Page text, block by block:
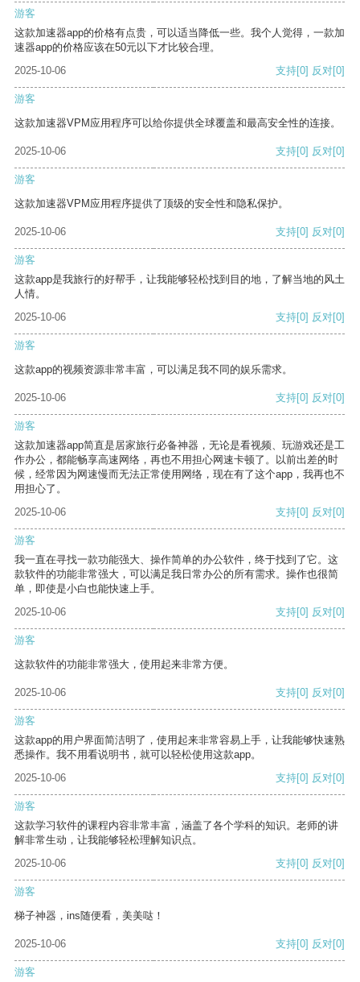
游客
这款加速器app的价格有点贵，可以适当降低一些。我个人觉得，一款加
速器app的价格应该在50元以下才比较合理。
2025-10-06
支持[0] 反对[0]
游客
这款加速器VPM应用程序可以给你提供全球覆盖和最高安全性的连接。
2025-10-06 支持[0] 反对[0]
游客
这款加速器VPM应用程序提供了顶级的安全性和隐私保护。
2025-10-06 支持[0] 反对[0]
游客
这款app是我旅行的好帮手，让我能够轻松找到目的地，了解当地的风土
人情。
2025-10-06
支持[0] 反对[0]
游客
这款app的视频资源非常丰富，可以满足我不同的娱乐需求。
2025-10-06 支持[0] 反对[0]
游客
这款加速器app简直是居家旅行必备神器，无论是看视频、玩游戏还是工
作办公，都能畅享高速网络，再也不用担心网速卡顿了。以前出差的时
候，经常因为网速慢而无法正常使用网络，现在有了这个app，我再也不
用担心了。
2025-10-06
支持[0] 反对[0]
游客
我一直在寻找一款功能强大、操作简单的办公软件，终于找到了它。这
款软件的功能非常强大，可以满足我日常办公的所有需求。操作也很简
单，即使是小白也能快速上手。
2025-10-06
支持[0] 反对[0]
游客
这款软件的功能非常强大，使用起来非常方便。
2025-10-06 支持[0] 反对[0]
游客
这款app的用户界面简洁明了，使用起来非常容易上手，让我能够快速熟
悉操作。我不用看说明书，就可以轻松使用这款app。
2025-10-06
支持[0] 反对[0]
游客
这款学习软件的课程内容非常丰富，涵盖了各个学科的知识。老师的讲
解非常生动，让我能够轻松理解知识点。
2025-10-06
支持[0] 反对[0]
游客
梯子神器，ins随便看，美美哒！
2025-10-06 支持[0] 反对[0]
游客